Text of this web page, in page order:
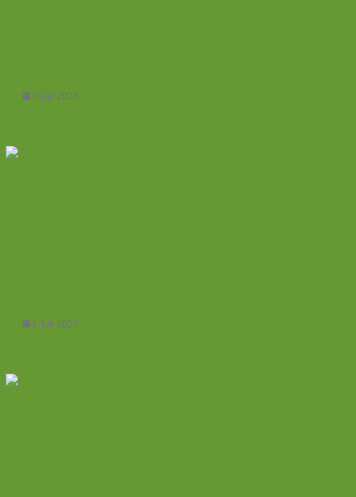
7. Juli 2025
4. Juli 2025